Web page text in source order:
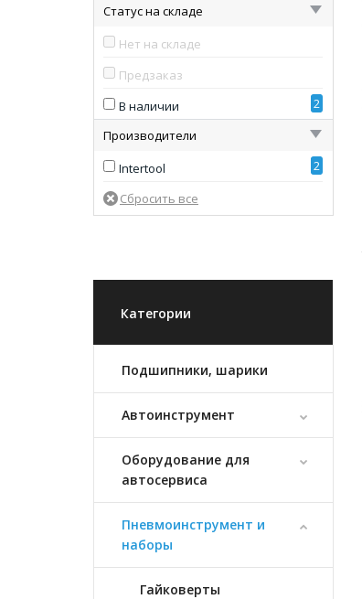
Статус на складе
Нет на складе
Предзаказ
В наличии
2
Производители
Intertool
2
Категории
Подшипники, шарики
Автоинструмент
Оборудование для
автосервиса
Пневмоинструмент и
наборы
Гайковерты